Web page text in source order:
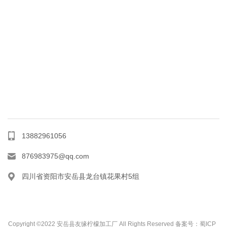
13882961056
876983975@qq.com
四川省资阳市安岳县龙台镇花果村5组
Copyright ©2022 安岳县友缘柠檬加工厂 All Rights Reserved 备案号：蜀ICP